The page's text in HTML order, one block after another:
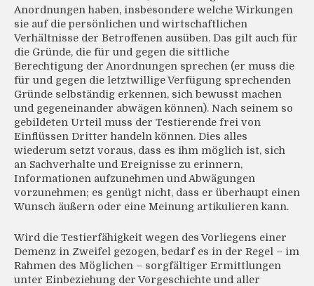
Anordnungen haben, insbesondere welche Wirkungen
sie auf die persönlichen und wirtschaftlichen
Verhältnisse der Betroffenen ausüben. Das gilt auch für
die Gründe, die für und gegen die sittliche
Berechtigung der Anordnungen sprechen (er muss die
für und gegen die letztwillige Verfügung sprechenden
Gründe selbständig erkennen, sich bewusst machen
und gegeneinander abwägen können). Nach seinem so
gebildeten Urteil muss der Testierende frei von
Einflüssen Dritter handeln können. Dies alles
wiederum setzt voraus, dass es ihm möglich ist, sich
an Sachverhalte und Ereignisse zu erinnern,
Informationen aufzunehmen und Abwägungen
vorzunehmen; es genügt nicht, dass er überhaupt einen
Wunsch äußern oder eine Meinung artikulieren kann.
Wird die Testierfähigkeit wegen des Vorliegens einer
Demenz in Zweifel gezogen, bedarf es in der Regel – im
Rahmen des Möglichen – sorgfältiger Ermittlungen
unter Einbeziehung der Vorgeschichte und aller